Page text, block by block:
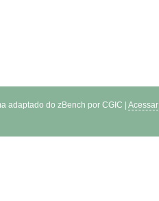
adaptado do zBench por CGIC | Acessar